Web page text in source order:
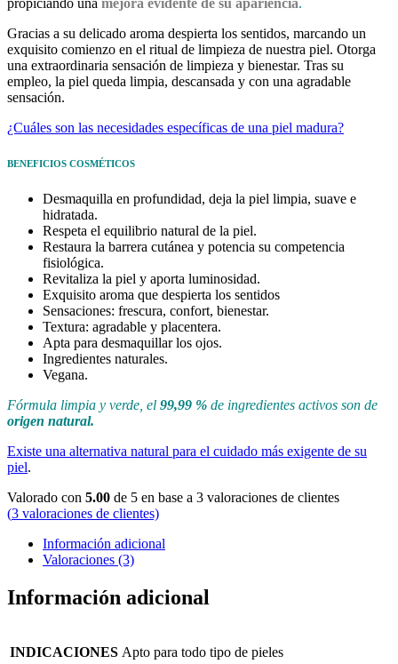
propiciando una mejora evidente de su apariencia.
Gracias a su delicado aroma despierta los sentidos, marcando un
exquisito comienzo en el ritual de limpieza de nuestra piel. Otorga
una extraordinaria sensación de limpieza y bienestar. Tras su
empleo, la piel queda limpia, descansada y con una agradable
sensación.
¿Cuáles son las necesidades específicas de una piel madura?
BENEFICIOS COSMÉTICOS
Desmaquilla en profundidad, deja la piel limpia, suave e
hidratada.
Respeta el equilibrio natural de la piel.
Restaura la barrera cutánea y potencia su competencia
fisiológica.
Revitaliza la piel y aporta luminosidad.
Exquisito aroma que despierta los sentidos
Sensaciones: frescura, confort, bienestar.
Textura: agradable y placentera.
Apta para desmaquillar los ojos.
Ingredientes naturales.
Vegana.
Fórmula limpia y verde, el 99,99 % de ingredientes activos son de
origen natural.
Existe una alternativa natural para el cuidado más exigente de su
piel.
Valorado con 5.00 de 5 en base a 3 valoraciones de clientes
(3 valoraciones de clientes)
Información adicional
Valoraciones (3)
Información adicional
INDICACIONES Apto para todo tipo de pieles